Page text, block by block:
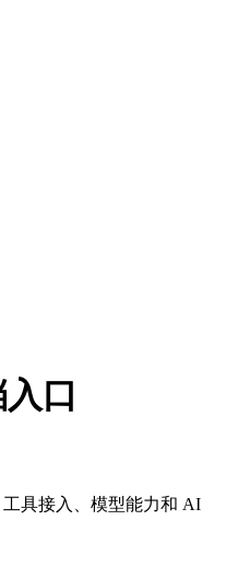
口
工具接入、模型能力和 AI